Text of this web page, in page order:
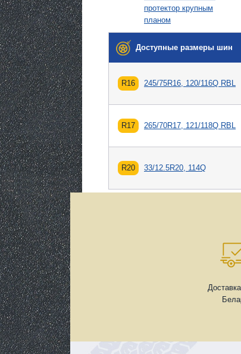
Доступные размеры шин
R16 245/75R16, 120/116Q RBL
R17 265/70R17, 121/118Q RBL
R20 33/12.5R20, 114Q